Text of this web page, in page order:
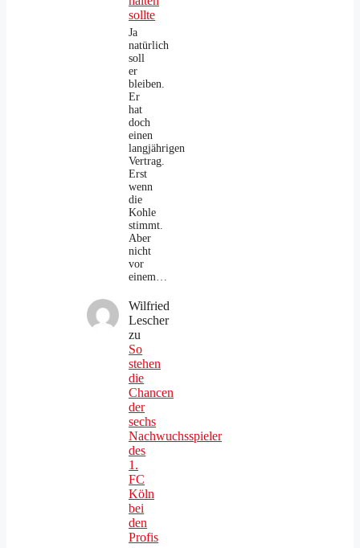
sollte
Ja
natürlich
soll
er
bleiben.
Er
hat
doch
einen
langjährigen
Vertrag.
Erst
wenn
die
Kohle
stimmt.
Aber
nicht
vor
einem…
Wilfried
Lescher
zu
So
stehen
die
Chancen
der
sechs
Nachwuchsspieler
des
1.
FC
Köln
bei
den
Profis